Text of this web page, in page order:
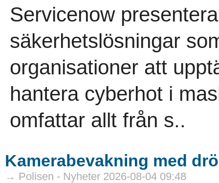
Servicenow
säkerhetslösningar
organisationer att
hantera cyberhot i
omfattar allt från s..
Kamerabevakning med
→ Polisen - Nyheter 2026-08-04 09:48